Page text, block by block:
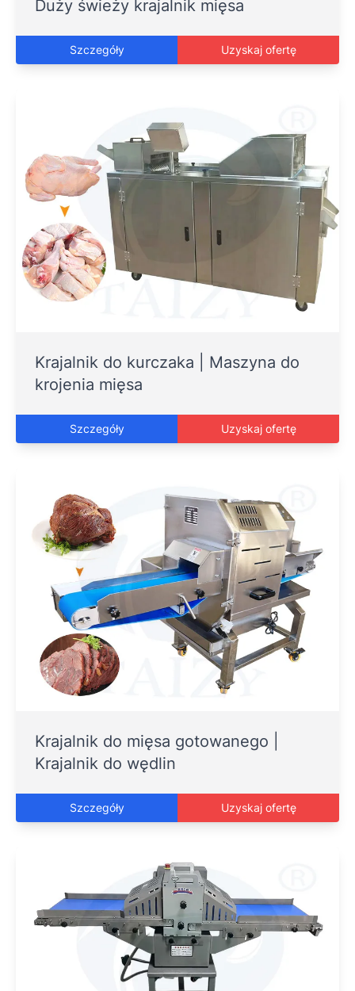
Duży świeży krajalnik mięsa
Szczegóły Uzyskaj ofertę
Krajalnik do kurczaka | Maszyna do
krojenia mięsa
Szczegóły Uzyskaj ofertę
Krajalnik do mięsa gotowanego |
Krajalnik do wędlin
Szczegóły Uzyskaj ofertę